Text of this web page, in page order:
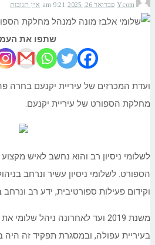
Ycom פברואר 26, 2025 9:21 am אין תגובות
שתפו את
ועדת המכרזים של עיריית יקנעם בחרה
מחלקת הספורט של עיריית יקנעם.
לשלומי ניסיון רב והוא נחשב לאיש
הספורט. לשלומי ניסיון עשיר ונרחב
וקידום פעילות ספורטיבית, ידע רב
משנת 2019 ועד לאחרונה ניהל שלומי את
בעיריית עפולה, ובמסגרת תפקיד זה היה